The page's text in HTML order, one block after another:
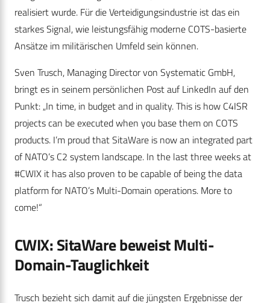
realisiert wurde. Für die Verteidigungsindustrie ist das ein
starkes Signal, wie leistungsfähig moderne COTS-basierte
Ansätze im militärischen Umfeld sein können.
Sven Trusch, Managing Director von Systematic GmbH,
bringt es in seinem persönlichen Post auf LinkedIn auf den
Punkt: „In time, in budget and in quality.This is how C4ISR
projects can be executed when you base them on COTS
products. I’m proud that SitaWare is now an integrated part
of NATO’s C2 system landscape. In the last three weeks at
#CWIX it has also proven to be capable of being the data
platform for NATO’s Multi-Domain operations. More to
come!“
CWIX: SitaWare beweist Multi-
Domain-Tauglichkeit
Trusch bezieht sich damit auf die jüngsten Ergebnisse der